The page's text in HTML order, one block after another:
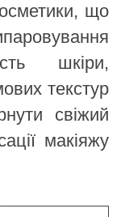
що
шкіри,
текстур
свіжий
макіяжу